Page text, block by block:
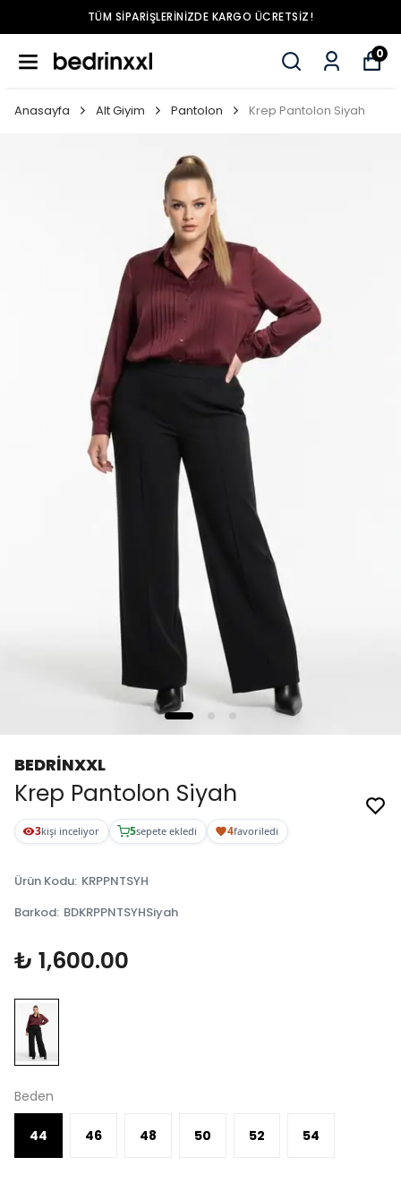
TÜM SIPARIŞLERINIZDE KARGO ÜCRETSIZ!
0
Anasayfa Alt Giyim Pantolon Krep Pantolon Siyah
BEDRİNXXL
Krep Pantolon Siyah
3kişi inceliyor 5sepete ekledi 4favoriledi
Ürün Kodu: KRPPNTSYH
Barkod: BDKRPPNTSYHSiyah
₺ 1,600.00
Beden
44 46 48 50 52 54